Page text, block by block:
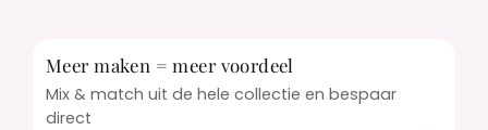
Meer maken = meer voordeel
Mix & match uit de hele collectie en bespaar
direct